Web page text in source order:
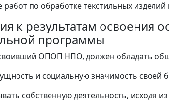
по обработке текстильных
к результатам освоения
программы
ОПОП НПО, должен обладать
и социальную значимость своей
собственную деятельность, исходя